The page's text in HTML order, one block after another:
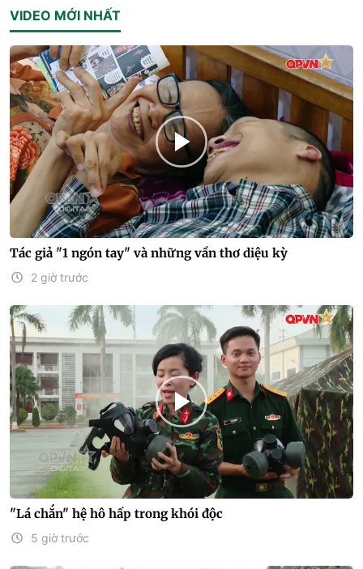
VIDEO MỚI NHẤT
Tác giả "1 ngón tay" và những vần thơ diệu kỳ
2 giờ trước
"Lá chắn" hệ hô hấp trong khói độc
5 giờ trước